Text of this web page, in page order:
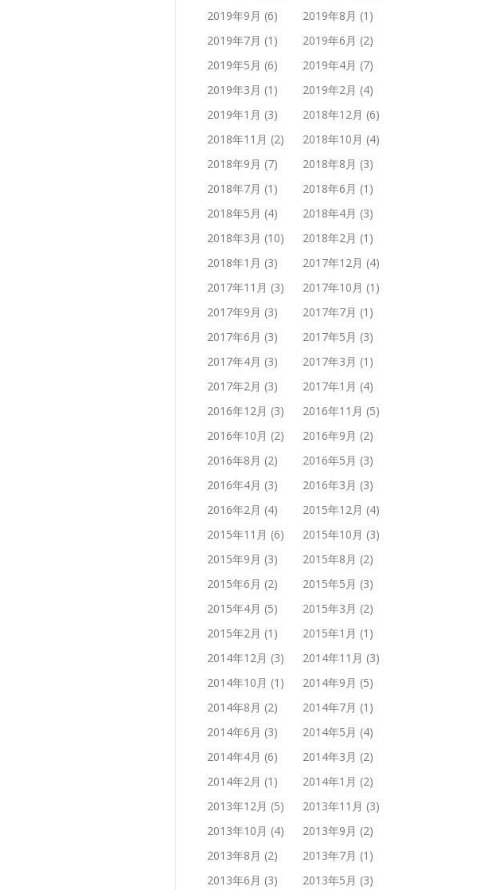
2019年9月 (6) 2019年8月 (1)
2019年7月 (1) 2019年6月 (2)
2019年5月 (6) 2019年4月 (7)
2019年3月 (1) 2019年2月 (4)
2019年1月 (3) 2018年12月 (6)
2018年11月 (2) 2018年10月 (4)
2018年9月 (7) 2018年8月 (3)
2018年7月 (1) 2018年6月 (1)
2018年5月 (4) 2018年4月 (3)
2018年3月 (10) 2018年2月 (1)
2018年1月 (3) 2017年12月 (4)
2017年11月 (3) 2017年10月 (1)
2017年9月 (3) 2017年7月 (1)
2017年6月 (3) 2017年5月 (3)
2017年4月 (3) 2017年3月 (1)
2017年2月 (3) 2017年1月 (4)
2016年12月 (3) 2016年11月 (5)
2016年10月 (2) 2016年9月 (2)
2016年8月 (2) 2016年5月 (3)
2016年4月 (3) 2016年3月 (3)
2016年2月 (4) 2015年12月 (4)
2015年11月 (6) 2015年10月 (3)
2015年9月 (3) 2015年8月 (2)
2015年6月 (2) 2015年5月 (3)
2015年4月 (5) 2015年3月 (2)
2015年2月 (1) 2015年1月 (1)
2014年12月 (3) 2014年11月 (3)
2014年10月 (1) 2014年9月 (5)
2014年8月 (2) 2014年7月 (1)
2014年6月 (3) 2014年5月 (4)
2014年4月 (6) 2014年3月 (2)
2014年2月 (1) 2014年1月 (2)
2013年12月 (5) 2013年11月 (3)
2013年10月 (4) 2013年9月 (2)
2013年8月 (2) 2013年7月 (1)
2013年6月 (3) 2013年5月 (3)